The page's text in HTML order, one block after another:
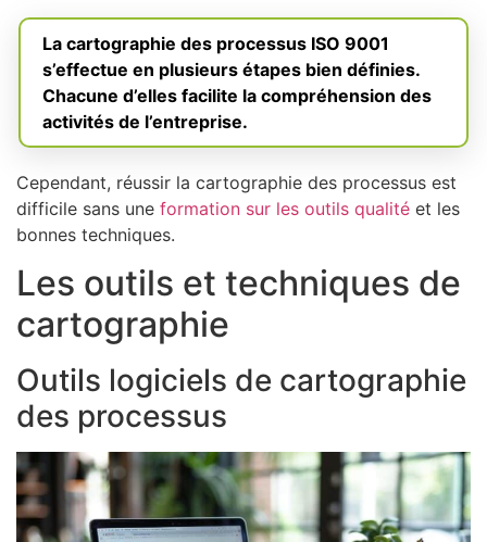
La cartographie des processus ISO 9001
s’effectue en plusieurs étapes bien définies.
Chacune d’elles facilite la compréhension des
activités de l’entreprise.
Cependant, réussir la cartographie des processus est
difficile sans une formation sur les outils qualité et les
bonnes techniques.
Les outils et techniques de
cartographie
Outils logiciels de cartographie
des processus